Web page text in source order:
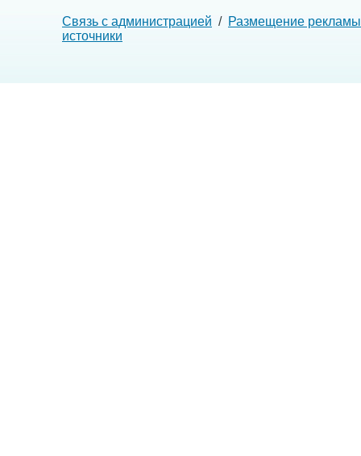
Связь с администрацией / Размещение рекламы
источники